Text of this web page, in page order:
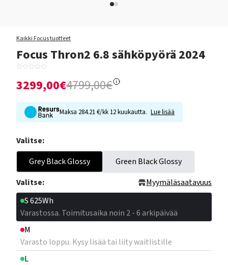
Kaikki Focus tuotteet
Focus Thron2 6.8 sähköpyörä 2024
3299,00€4799,00€
Maksa 284.21 €/kk 12 kuukautta. Lue lisää
Valitse:
Grey Black Glossy
Green Black Glossy
Valitse:
Myymäläsaatavuus
S 625Wh
Varastossa. Toimitusaika noin 2 - 6 arkipäivää
M
Varasto loppu. Kysy lisää tai liity waitlistille
L